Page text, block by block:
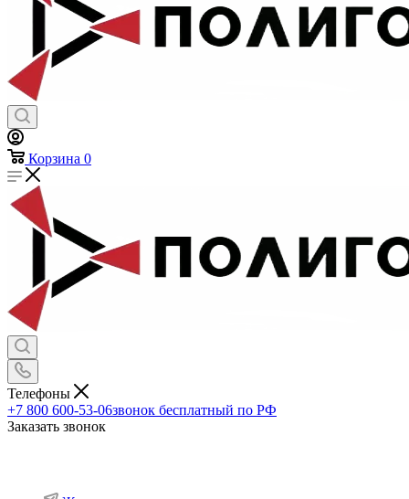
Корзина 0
Телефоны
+7 800 600-53-06звонок бесплатный по РФ
Заказать звонок